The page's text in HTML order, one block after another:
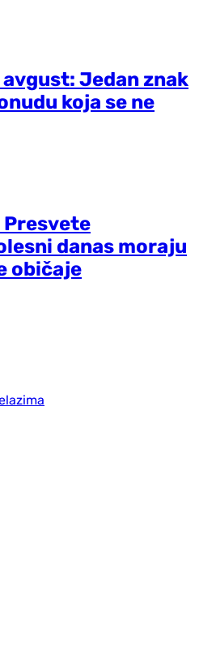
avgust: Jedan znak
koja se ne
danas moraju
običaje